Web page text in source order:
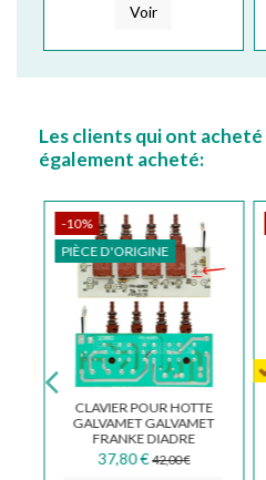
Voir
Les clients qui ont
également acheté:
-10%
PIÈCE D'ORIGINE
CLAVIER POUR HOTTE
GALVAMET GALVAMET
FRANKE DIADRE
COB807C 08080278
SV654 R224009Y
37,80 € 42,00 €